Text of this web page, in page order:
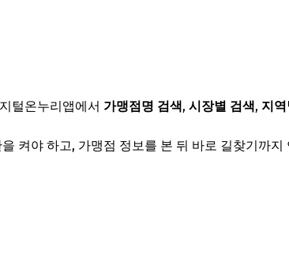
털온누리앱에서 가맹점명 검색, 시장별 검색, 지
켜야 하고, 가맹점 정보를 본 뒤 바로 길찾기까